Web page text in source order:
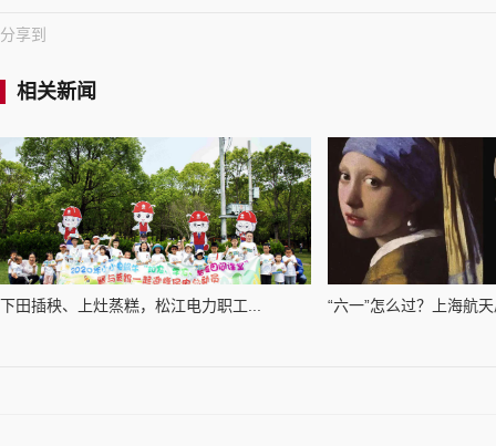
分享到
相关新闻
下田插秧、上灶蒸糕，松江电力职工... “六一”怎么过？上海航